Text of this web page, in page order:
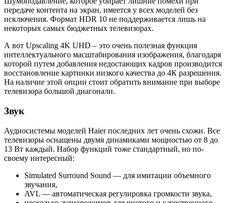
передаче контента на экран, имеется у всех моделей без
исключения. Формат HDR 10 не поддерживается лишь на
некоторых самых бюджетных телевизорах.
А вот Upscaling 4K UHD – это очень полезная функция
интеллектуального масштабирования изображения, благодаря
которой путем добавления недостающих кадров производится
восстановление картинки низкого качества до 4К разрешения.
На наличие этой опции стоит обратить внимание при выборе
телевизора большой диагонали.
Звук
Аудиосистемы моделей Haier последних лет очень схожи. Все
телевизоры оснащены двумя динамиками мощностью от 8 до
13 Вт каждый. Набор функций тоже стандартный, но по-
своему интересный:
Simulated Surround Sound — для имитации объемного
звучания,
AVL — автоматическая регулировка громкости звука,